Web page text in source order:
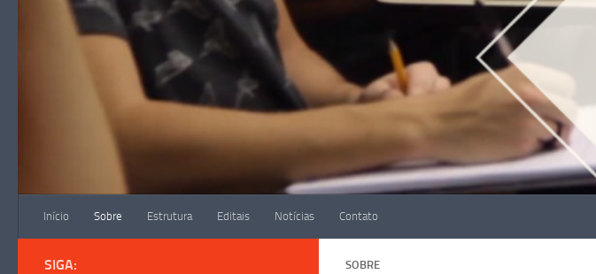
Início Sobre Estrutura Editais Notícias Contato
SOBRE
SIGA: